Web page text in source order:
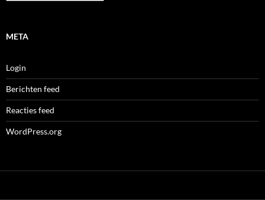
META
Login
Berichten feed
Reacties feed
WordPress.org